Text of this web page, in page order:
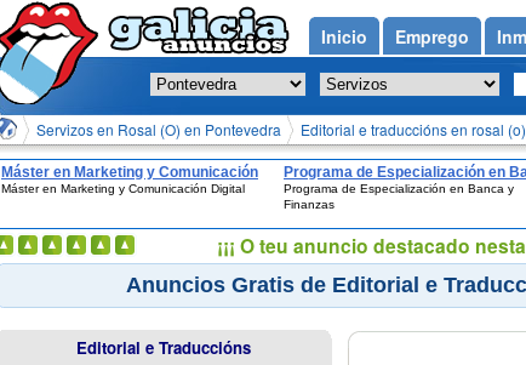
Servizos en Rosal (O) en Pontevedra Editorial e traduccións en rosal
Máster en Marketing y Comunicación
Digital
Máster en Marketing y Comunicación Digital
Programa de Especialización en
y Finanzas
Programa de Especialización en Banca y
Finanzas
Anuncios Gratis de Editorial e
Editorial e Traduccións
Inicio Emprego
¡¡¡ O teu anuncio destacado